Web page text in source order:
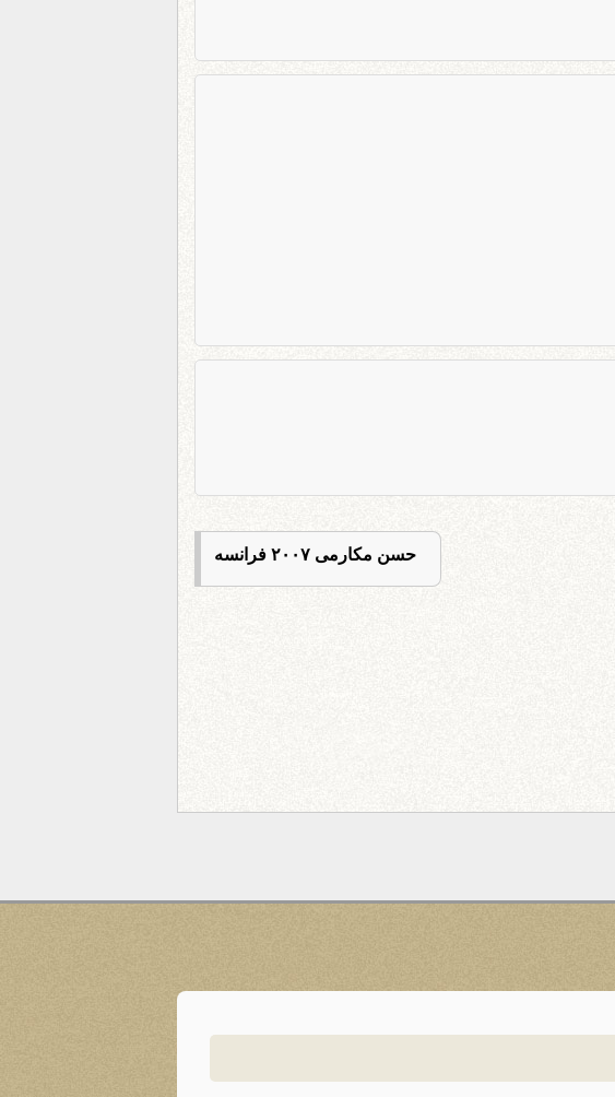
حسن مکارمی ۲۰۰۷ فرانسه